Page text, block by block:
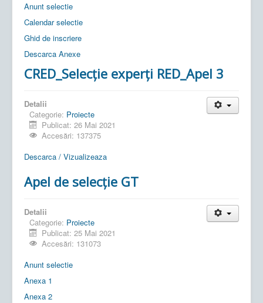
Anunt selectie
Calendar selectie
Ghid de inscriere
Descarca Anexe
CRED_Selecție experți RED_Apel 3
Detalii
Categorie: Proiecte
Publicat: 26 Mai 2021
Accesări: 137375
Descarca / Vizualizeaza
Apel de selecție GT
Detalii
Categorie: Proiecte
Publicat: 25 Mai 2021
Accesări: 131073
Anunt selectie
Anexa 1
Anexa 2